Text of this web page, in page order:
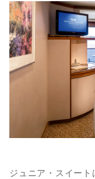
ジュニア・スイー